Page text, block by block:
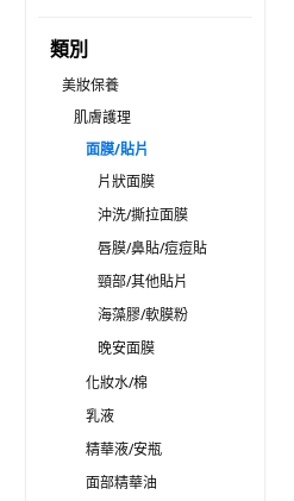
類別
美妝保養
肌膚護理
面膜/貼片
片狀面膜
沖洗/撕拉面膜
唇膜/鼻貼/痘痘貼
頸部/其他貼片
海藻膠/軟膜粉
晚安面膜
化妝水/棉
乳液
精華液/安瓶
面部精華油